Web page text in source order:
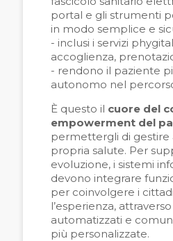
portal e gli strumenti
in modo semplice e
- inclusi i servizi
accoglienza,
- rendono il paziente
autonomo nel
È questo il cuore del
empowerment del
permettergli di gestire
propria salute. Per
evoluzione, i sistemi
devono integrare
per coinvolgere i
l’esperienza,
automatizzati e
più personalizzate.